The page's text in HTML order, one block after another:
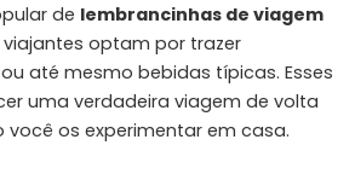
de lembrancinhas de viagem
optam por trazer
até mesmo bebidas típicas. Esses
uma verdadeira viagem de volta
os experimentar em casa.